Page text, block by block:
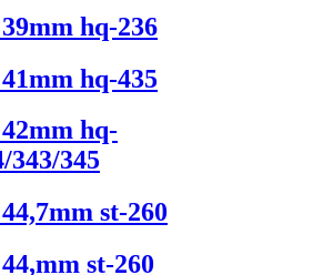
hq-236
hq-435
hq-
343/345
st-260
st-260